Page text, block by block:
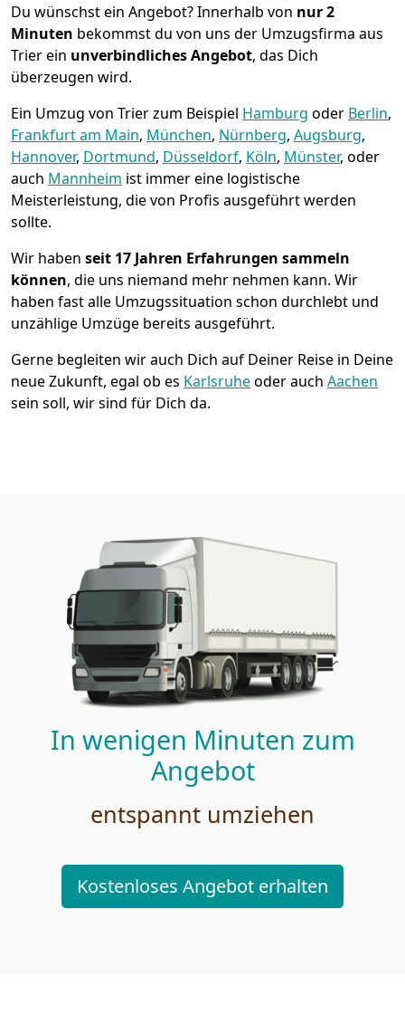
Du wünschst ein Angebot? Innerhalb von nur 2
Minuten bekommst du von uns der Umzugsfirma aus
Trier ein unverbindliches Angebot, das Dich
überzeugen wird.
Ein Umzug von Trier zum Beispiel Hamburg oder Berlin,
Frankfurt am Main, München, Nürnberg, Augsburg,
Hannover, Dortmund, Düsseldorf, Köln, Münster, oder
auch Mannheim ist immer eine logistische
Meisterleistung, die von Profis ausgeführt werden
sollte.
Wir haben seit 17 Jahren Erfahrungen sammeln
können, die uns niemand mehr nehmen kann. Wir
haben fast alle Umzugssituation schon durchlebt und
unzählige Umzüge bereits ausgeführt.
Gerne begleiten wir auch Dich auf Deiner Reise in Deine
neue Zukunft, egal ob es Karlsruheoder auch Aachen
sein soll, wir sind für Dich da.
In wenigen Minuten zum
Angebot
entspannt umziehen
Kostenloses Angebot erhalten